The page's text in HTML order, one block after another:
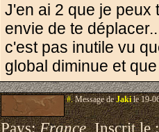
J'en ai 2 que je peux
envie de te
c'est pas inutile vu
global diminue et
#.Message deJakile 19-
Pays:FranceInscrit le